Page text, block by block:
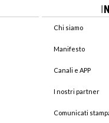
I
Chi siamo
Manifesto
Canali e APP
I nostri partner
Comunicati